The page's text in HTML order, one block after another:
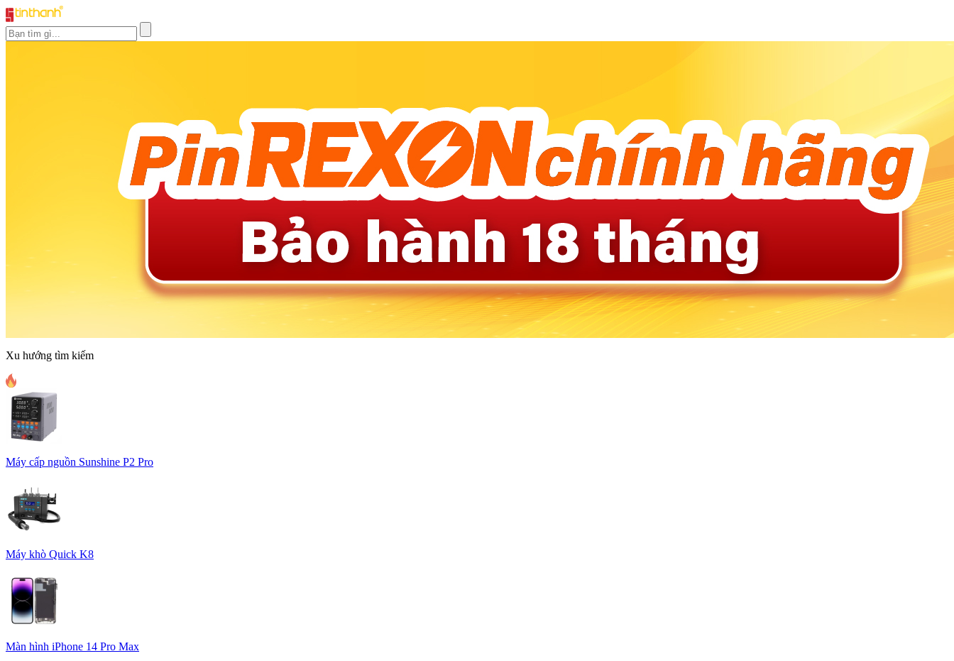
Xu hướng tìm kiếm
Máy cấp nguồn Sunshine P2 Pro
Máy khò Quick K8
Màn hình iPhone 14 Pro Max